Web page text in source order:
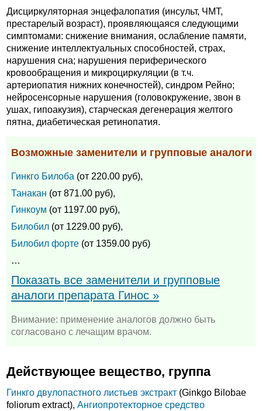
Дисциркуляторная энцефалопатия (инсульт, ЧМТ,
престарелый возраст), проявляющаяся следующими
симптомами: снижение внимания, ослабление памяти,
снижение интеллектуальных способностей, страх,
нарушения сна; нарушения периферического
кровообращения и микроциркуляции (в т.ч.
артериопатия нижних конечностей), синдром Рейно;
нейросенсорные нарушения (головокружение, звон в
ушах, гипоакузия), старческая дегенерация желтого
пятна, диабетическая ретинопатия.
Возможные заменители и групповые аналоги
Гинкго Билоба (от 220.00 руб),
Танакан (от 871.00 руб),
Гинкоум (от 1197.00 руб),
Билобил (от 1229.00 руб),
Билобил форте (от 1359.00 руб)
…
Показать все заменители и групповые
аналоги препарата Гинос »
Внимание: применение аналогов должно быть
согласовано с лечащим врачом.
Действующее вещество, группа
Гинкго двулопастного листьев экстракт (Ginkgo Bilobae
foliorum extract), Ангиопротекторное средство